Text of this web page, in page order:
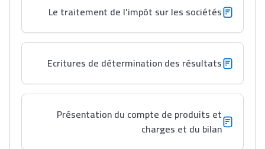
Le traitement de l'impôt sur les sociétés
Ecritures de détermination des résultats
Présentation du compte de produits et
charges et du bilan